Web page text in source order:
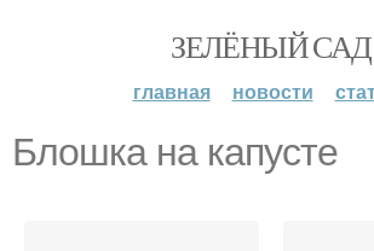
ЗЕЛЁНЫЙ САД
главная новости
Блошка на капусте